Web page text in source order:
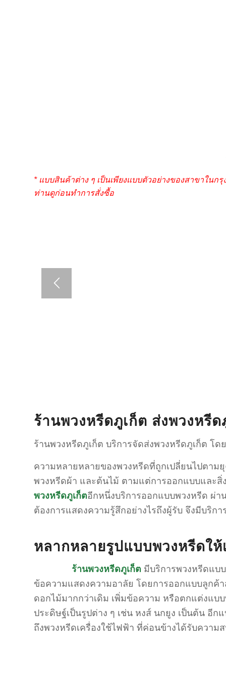
* แบบสินค้าต่าง ๆ เป็นเพียงแบบตัวอย่างของสาขาใน
ท่านดูก่อนทำการสั่งซื้อ
ร้านพวงหรีดภูเก็ต ส่งพวงหรี
ร้านพวงหรีดภูเก็ต บริการจัดส่งพวงหรีดภูเก็ต โ
ความหลายหลายของพวงหรีดที่ถูกเปลี่ยนไปตาม
พวงหรีดผ้า และต้นไม้ ตามแต่การออกแบบและสิ่
พวงหรีดภูเก็ตอีกหนึ่งบริการออกแบบพวงหรีด ผ่
ต้องการแสดงความรู้สึกอย่างไรถึงผู้รับ จึงมีบริ
หลากหลายรูปแบบพวงหรีดให้
ร้านพวงหรีดภูเก็ต มีบริการพวงหรีดแบ
ข้อความแสดงความอาลัย โดยการออกแบบลูกค้
ดอกไม้มากกว่าเดิม เพิ่มข้อความ หรือตกแต่งแบ
ประดิษฐ์เป็นรูปต่าง ๆ เช่น หงส์ นกยูง เป็นต้น อี
ถึงพวงหรีดเครื่องใช้ไฟฟ้า ที่ค่อนข้างได้รับความ